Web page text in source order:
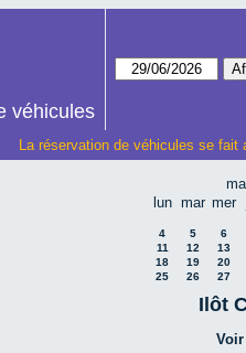
véhicules
La réservation de véhicules se
lun mar mer
4 5
6
11
12
13
18
19
20
25
26 27
Ilôt